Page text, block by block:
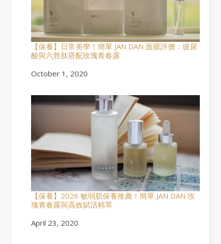
【保養】日常美學！簡單 JAN DAN 面膜評價：玻尿
酸與六胜肽搭配玫瑰青春露
Date
October 1, 2020
【保養】2026 敏弱肌保養推薦！簡單 JAN DAN 玫
瑰青春露與高效賦活精萃
Date
April 23, 2020